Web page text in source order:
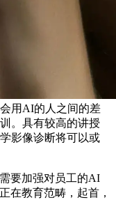
用AI的人之间的差
。具有较高的讲授
影像诊断将可以或
要加强对员工的AI
在教育范畴，起首，